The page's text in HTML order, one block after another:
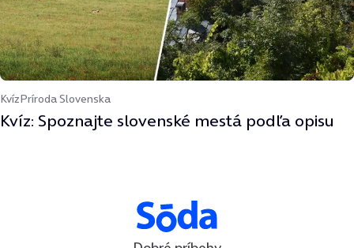
KvízPríroda Slovenska
Kvíz: Spoznajte slovenské mestá podľa opisu